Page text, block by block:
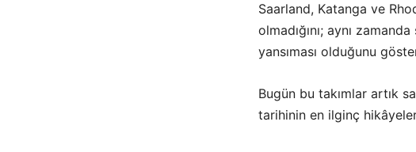
Saarland, Katanga ve
olmadığını; aynı
yansıması olduğunu
Bugün bu takımlar artık
tarihinin en ilginç